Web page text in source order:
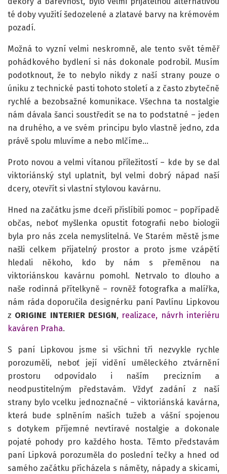
té doby využití šedozelené a zlatavé barvy na krémovém
pozadí.
Možná to vyzní velmi neskromně, ale tento svět téměř
pohádkového bydlení si nás dokonale podrobil. Musím
podotknout, že to nebylo nikdy z naší strany pouze o
úniku z technické pasti tohoto století a z často zbytečně
rychlé a bezobsažné komunikace. Všechna ta nostalgie
nám dávala šanci soustředit se na to podstatné – jeden
na druhého, a ve svém principu bylo vlastně jedno, zda
právě spolu mluvíme a nebo mlčíme…
Proto novou a velmi vítanou příležitostí – kde by se dal
viktoriánský styl uplatnit, byl velmi dobrý nápad naší
dcery, otevřít si vlastní stylovou kavárnu.
Hned na začátku jsme dceři přislíbili pomoc – popřípadě
občas, neboť myšlenka opustit fotografii nebo biologii
byla pro nás zcela nemyslitelná. Ve Starém městě jsme
našli celkem přijatelný prostor a proto jsme vzápětí
hledali někoho, kdo by nám s přeměnou na
viktoriánskou kavárnu pomohl. Netrvalo to dlouho a
naše rodinná přítelkyně – rovněž fotografka a malířka,
nám ráda doporučila designérku paní Pavlínu Lipkovou
z ORIGINE INTERIER DESIGN, realizace, návrh interiéru
kaváren Praha.
S paní Lipkovou jsme si všichni tři nezvykle rychle
porozuměli, neboť její vidění uměleckého ztvárnění
prostoru odpovídalo i naším precizním a
neodpustitelným představám. Vždyť zadání z naší
strany bylo vcelku jednoznačné – viktoriánská kavárna,
která bude splněním našich tužeb a vášní spojenou
s dotykem příjemné nevtíravé nostalgie a dokonale
pojaté pohody pro každého hosta. Těmto představám
paní Lipková porozuměla do poslední tečky a hned od
samého začátku přicházela s náměty, nápady a skicami,